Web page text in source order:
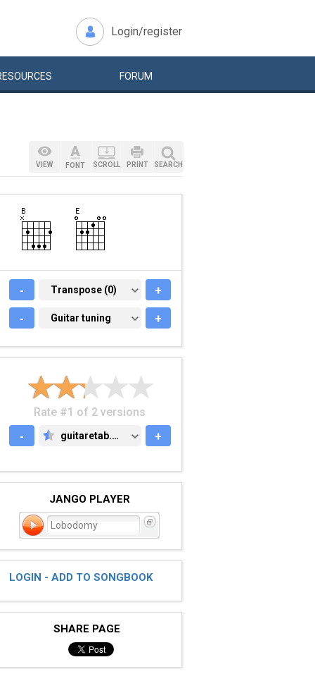
Login/register
FORUM
VIEW FONT SCROLL PRINT SEARCH
- TRANSPOSE (0)
Transpose (0) +
- GUITAR TUNING
Guitar tuning +
Rate #1 of 2 versions
-
GUITARETAB.COM
guitaretab.com +
JANGO PLAYER
Lobodomy
LOGIN - ADD TO SONGBOOK
SHARE PAGE